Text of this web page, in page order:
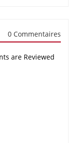
0 Commentaires
are Reviewed